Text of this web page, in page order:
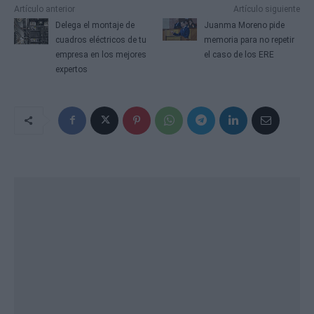
Artículo anterior
Delega el montaje de
cuadros eléctricos de tu
empresa en los mejores
expertos
Artículo siguiente
Juanma Moreno pide
memoria para no repetir
el caso de los ERE